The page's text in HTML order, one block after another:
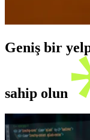
Geniş bir
sahip olun